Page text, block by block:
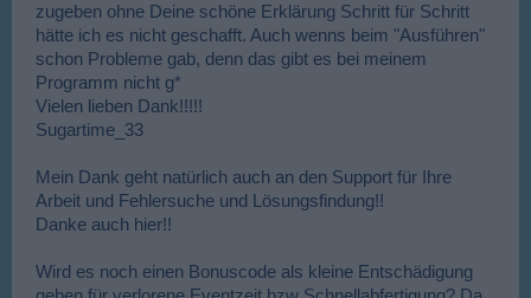
zugeben ohne Deine schöne Erklärung Schritt für Schritt
hätte ich es nicht geschafft. Auch wenns beim "Ausführen"
schon Probleme gab, denn das gibt es bei meinem
Programm nicht g*
Vielen lieben Dank!!!!!
Sugartime_33
Mein Dank geht natürlich auch an den Support für Ihre
Arbeit und Fehlersuche und Lösungsfindung!!
Danke auch hier!!
Wird es noch einen Bonuscode als kleine Entschädigung